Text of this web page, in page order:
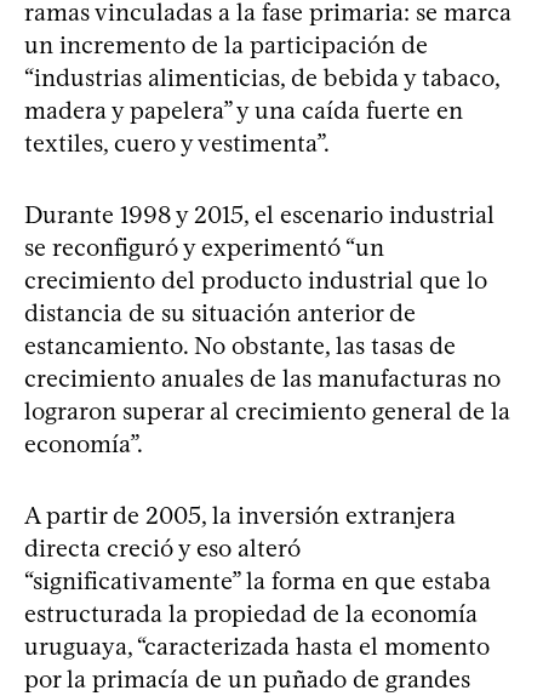
ramas vinculadas a la fase primaria: se marca
un incremento de la participación de
“industrias alimenticias, de bebida y tabaco,
madera y papelera” y una caída fuerte en
textiles, cuero y vestimenta”.
Durante 1998 y 2015, el escenario industrial
se reconfiguró y experimentó “un
crecimiento del producto industrial que lo
distancia de su situación anterior de
estancamiento. No obstante, las tasas de
crecimiento anuales de las manufacturas no
lograron superar al crecimiento general de la
economía”.
A partir de 2005, la inversión extranjera
directa creció y eso alteró
“significativamente” la forma en que estaba
estructurada la propiedad de la economía
uruguaya, “caracterizada hasta el momento
por la primacía de un puñado de grandes